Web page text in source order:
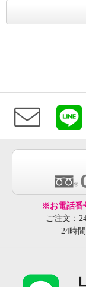
※お電話番
ご注文：
24時